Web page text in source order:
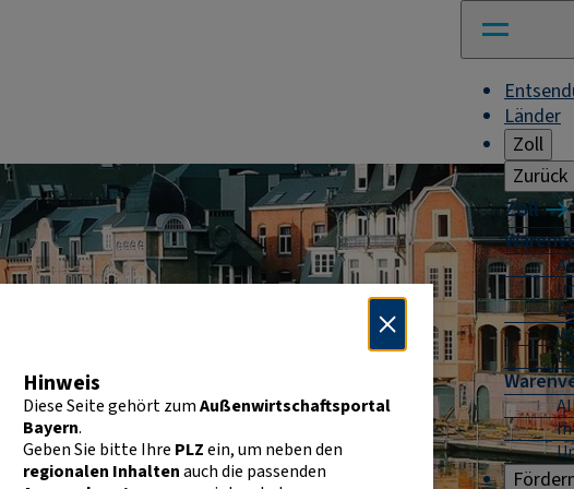
Länder
Zoll
Zurück
Zoll
Hinweis
Diese Seite gehört zumAußenwirtschaftsportal
Bayern.
Geben Sie bitte Ihre PLZein, um neben den
regionalen Inhaltenauch die passenden